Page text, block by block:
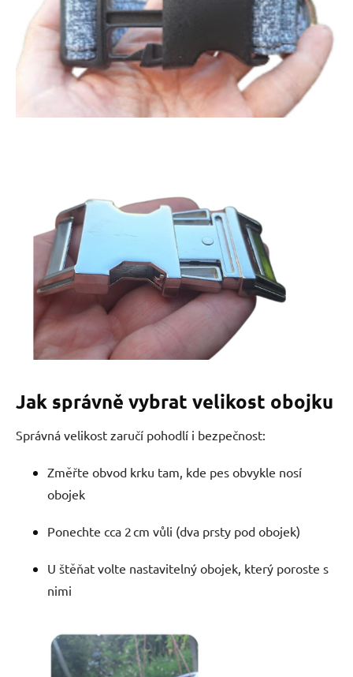
Jak správně vybrat velikost obojku
Správná velikost zaručí pohodlí i bezpečnost:
Změřte obvod krku tam, kde pes obvykle nosí
obojek
Ponechte cca 2 cm vůli (dva prsty pod obojek)
U štěňat volte nastavitelný obojek, který poroste s
nimi